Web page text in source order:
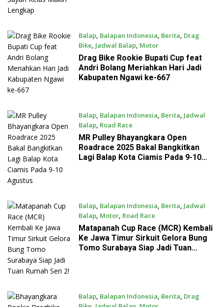
Balap, Balapan Indonesia Berita Drag
Bike Jadwal Balap, Motor
September 12, 2025
Drag Bike Rookie Bupati Cup feat
Andri Bolang Meriahkan Hari Jadi
Kabupaten Ngawi ke-667
Balap, Balapan Indonesia Berita Jadwal
Balap, Road Race
August 4, 2025
MR Pulley Bhayangkara Open
Roadrace 2025 Bakal Bangkitkan
Lagi Balap Kota Ciamis Pada 9-10
Balap, Balapan Indonesia Berita Jadwal
Balap, Motor, Road Race
July 28, 2025
Matapanah Cup Race (MCR) Kembali
Ke Jawa Timur Sirkuit Gelora Bung
Tomo Surabaya Siap Jadi Tuan
Balap, Balapan Indonesia Berita Drag